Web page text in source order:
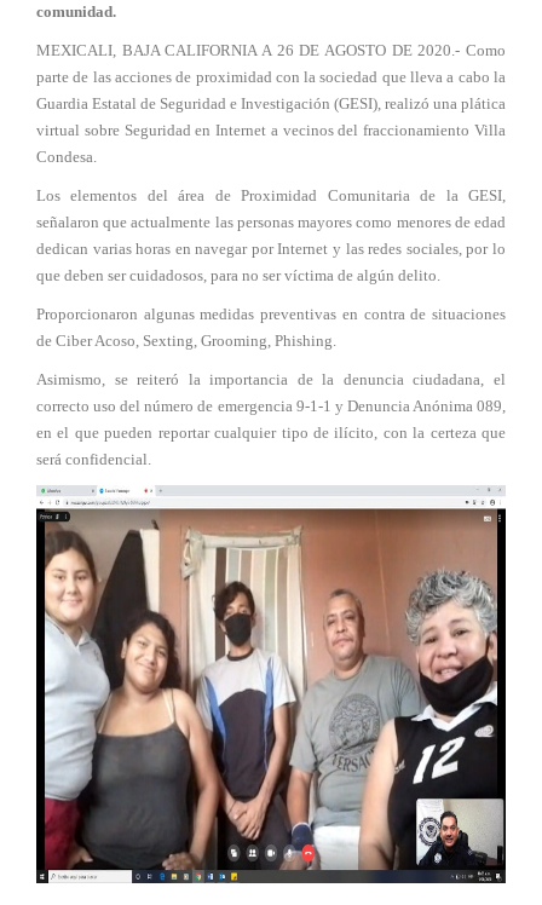
comunidad.
MEXICALI, BAJA CALIFORNIA A 26 DE AGOSTO DE 2020.- Como
parte de las acciones de proximidad con la sociedad que lleva a cabo la
Guardia Estatal de Seguridad e Investigación (GESI), realizó una plática
virtual sobre Seguridad en Internet a vecinos del fraccionamiento Villa
Condesa.
Los elementos del área de Proximidad Comunitaria de la GESI,
señalaron que actualmente las personas mayores como menores de edad
dedican varias horas en navegar por Internet y las redes sociales, por lo
que deben ser cuidadosos, para no ser víctima de algún delito.
Proporcionaron algunas medidas preventivas en contra de situaciones
de Ciber Acoso, Sexting, Grooming, Phishing.
Asimismo, se reiteró la importancia de la denuncia ciudadana, el
correcto uso del número de emergencia 9-1-1 y Denuncia Anónima 089,
en el que pueden reportar cualquier tipo de ilícito, con la certeza que
será confidencial.